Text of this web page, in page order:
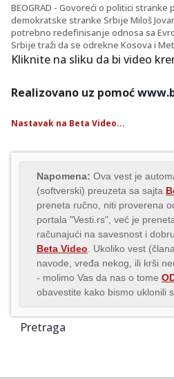
BEOGRAD - Govoreći o politici stranke
demokratske stranke Srbije Miloš
potrebno redefinisanje odnosa sa
Srbije traži da se odrekne Kosova i
Kliknite na sliku da bi video
Realizovano uz pomoć
Nastavak na Beta Video...
Napomena: Ova vest je
(softverski) preuzeta sa sajta
preneta ručno, niti proverena
portala "Vesti.rs", već je
računajući na savesnost i
Beta Video . Ukoliko vest
navode, vređa nekog, ili krši
- molimo Vas da nas o tome
obavestite kako bismo uklonili
Pretraga